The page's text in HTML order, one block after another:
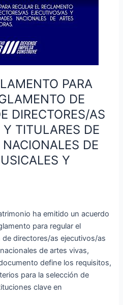
PARA
DE
DIRECTORES/AS
TITULARES DE
DE
Y
ha emitido un acuerdo
para regular el
directores/as ejecutivos/as
de artes vivas,
define los requisitos,
para la selección de
clave en